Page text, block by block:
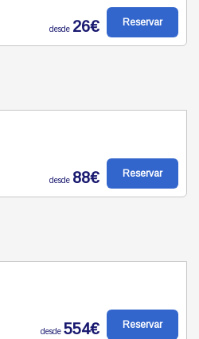
desde 26€ Reservar
desde 88€ Reservar
desde 554€ Reservar